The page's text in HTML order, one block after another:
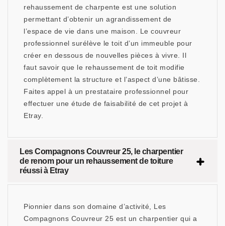
rehaussement de charpente est une solution
permettant d’obtenir un agrandissement de
l’espace de vie dans une maison. Le couvreur
professionnel surélève le toit d’un immeuble pour
créer en dessous de nouvelles pièces à vivre. Il
faut savoir que le rehaussement de toit modifie
complètement la structure et l’aspect d’une bâtisse.
Faites appel à un prestataire professionnel pour
effectuer une étude de faisabilité de cet projet à
Etray.
Les Compagnons Couvreur 25, le charpentier
de renom pour un rehaussement de toiture
réussi à Etray
Pionnier dans son domaine d’activité, Les
Compagnons Couvreur 25 est un charpentier qui a